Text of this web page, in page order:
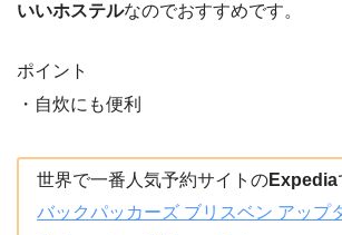
いいホステルなのでおすすめです。
ポイント
・自炊にも便利
世界で一番人気予約サイトのExpedia
バックパッカーズ ブリスベン アップ